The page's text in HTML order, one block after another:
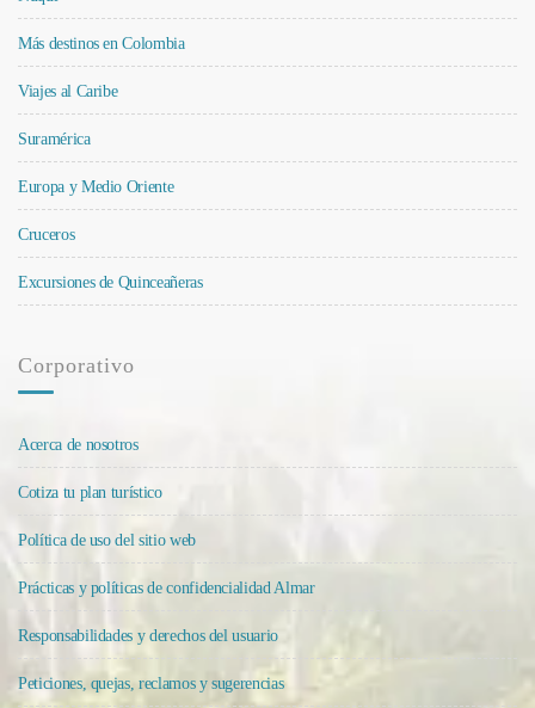
Más destinos en Colombia
Viajes al Caribe
Suramérica
Europa y Medio Oriente
Cruceros
Excursiones de Quinceañeras
Corporativo
Acerca de nosotros
Cotiza tu plan turístico
Política de uso del sitio web
Prácticas y políticas de confidencialidad Almar
Responsabilidades y derechos del usuario
Peticiones, quejas, reclamos y sugerencias